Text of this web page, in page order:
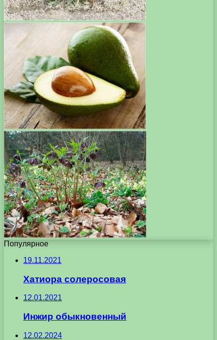
Популярное
19.11.2021
Хатиора солеросовая
12.01.2021
Инжир обыкновенный
12.02.2024